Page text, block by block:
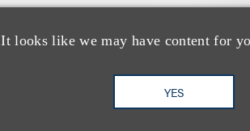
It looks like we may have content for
YES